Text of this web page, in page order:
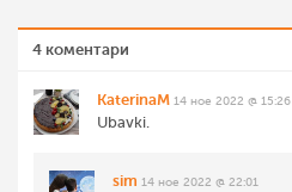
4 коментари
KaterinaM 14 ное 2022 @ 15:26
Ubavki.
sim 14 ное 2022 @ 22:01